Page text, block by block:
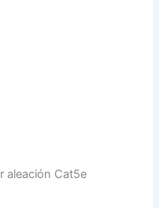
aleación Cat5e